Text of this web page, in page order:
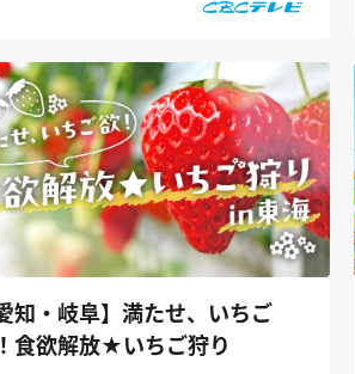
愛知・岐阜】満たせ、いちご
食欲解放★いちご狩り